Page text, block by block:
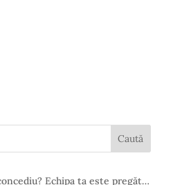
Echipa ta este pregăt…